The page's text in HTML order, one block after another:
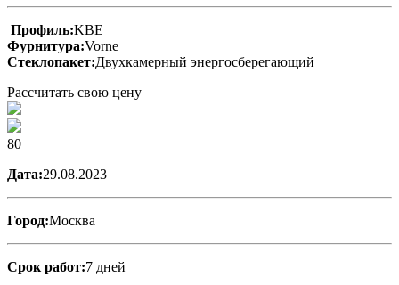
Профиль:KBE
Фурнитура:Vorne
Стеклопакет:Двухкамерный энергосберегающий
Рассчитать свою цену
80
Дата:29.08.2023
Город:Москва
Срок работ:7 дней